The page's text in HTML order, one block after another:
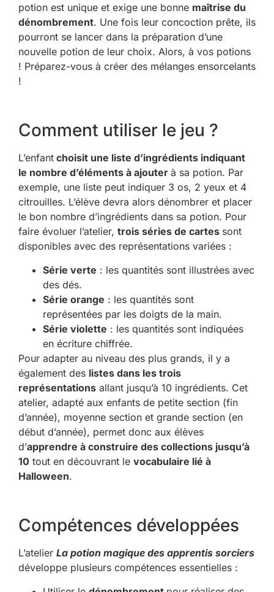
potion est unique et exige une bonne maîtrise du
dénombrement. Une fois leur concoction prête, ils
pourront se lancer dans la préparation d’une
nouvelle potion de leur choix. Alors, à vos potions
! Préparez-vous à créer des mélanges ensorcelants
!
Comment utiliser le jeu ?
L’enfant choisit une liste d’ingrédients indiquant
le nombre d’éléments à ajouter à sa potion. Par
exemple, une liste peut indiquer 3 os, 2 yeux et 4
citrouilles. L’élève devra alors dénombrer et placer
le bon nombre d’ingrédients dans sa potion. Pour
faire évoluer l’atelier, trois séries de cartes sont
disponibles avec des représentations variées :
Série verte : les quantités sont illustrées avec
des dés.
Série orange : les quantités sont
représentées par les doigts de la main.
Série violette : les quantités sont indiquées
en écriture chiffrée.
Pour adapter au niveau des plus grands, il y a
également des listes dans les trois
représentations allant jusqu’à 10 ingrédients. Cet
atelier, adapté aux enfants de petite section (fin
d’année), moyenne section et grande section (en
début d’année), permet donc aux élèves
d’apprendre à construire des collections jusqu’à
10 tout en découvrant le vocabulaire lié à
Halloween.
Compétences développées
L’atelier La potion magique des apprentis sorciers
développe plusieurs compétences essentielles :